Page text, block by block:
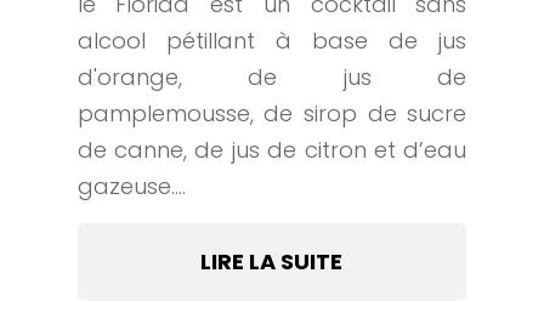
alcool pétillant à base de jus
d'orange, de jus de
pamplemousse, de sirop de sucre
de canne, de jus de citron et d’eau
gazeuse....
LIRE LA SUITE